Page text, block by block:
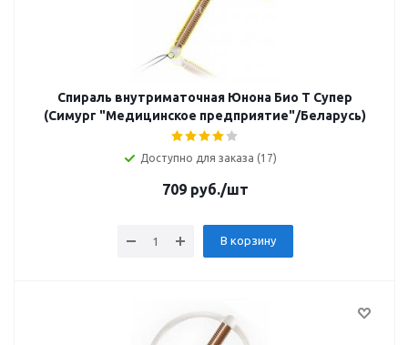
Спираль внутриматочная Юнона Био Т Супер
(Симург "Медицинское предприятие"/Беларусь)
Доступно для заказа (17)
709руб./шт
В корзину